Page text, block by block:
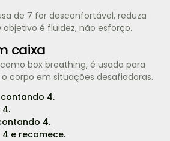
de 7 for desconfortável, reduza
objetivo é fluidez, não esforço.
caixa
box breathing, é usada para
corpo em situações desafiadoras.
4.
4.
e recomece.